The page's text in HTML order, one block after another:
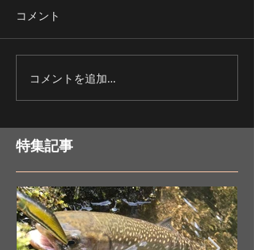
連日イトウがＨＩ
Ｔ！！！
コメント
コメントを追加…
特集記事